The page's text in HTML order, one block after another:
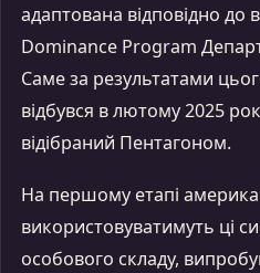
адаптована відповідно до
Dominance Program
Саме за результатами
відбувся в лютому 2025
відібраний Пентагоном.
На першому етапі
використовуватимуть ці
особового складу,